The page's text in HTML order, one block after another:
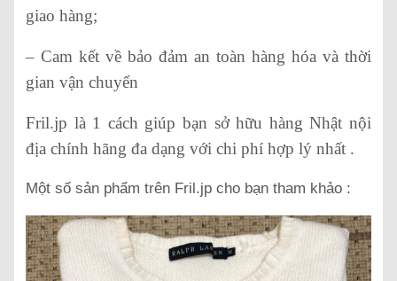
giao hàng;
– Cam kết về bảo đảm an toàn hàng hóa và thời
gian vận chuyển
Fril.jp là 1 cách giúp bạn sở hữu hàng Nhật nội
địa chính hãng đa dạng với chi phí hợp lý nhất .
Một số sản phẩm trên Fril.jp cho bạn tham khảo :